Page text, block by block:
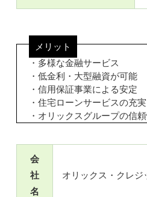
メリット
・多様な金融サービス
・低金利・大型融資が可能
・信用保証事業による安定
・住宅ローンサービスの充実
・オリックスグループの信
会
社
名
オリックス・クレジ